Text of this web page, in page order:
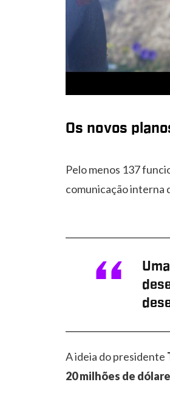
Os novos
Pelo menos 137
comunicação interna
A ideia do presidente
20 milhões de